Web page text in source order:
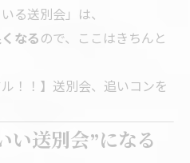
る送別会」は、
なるので、ここはきちんと
！！】送別会、追いコンを
い送別会”になる